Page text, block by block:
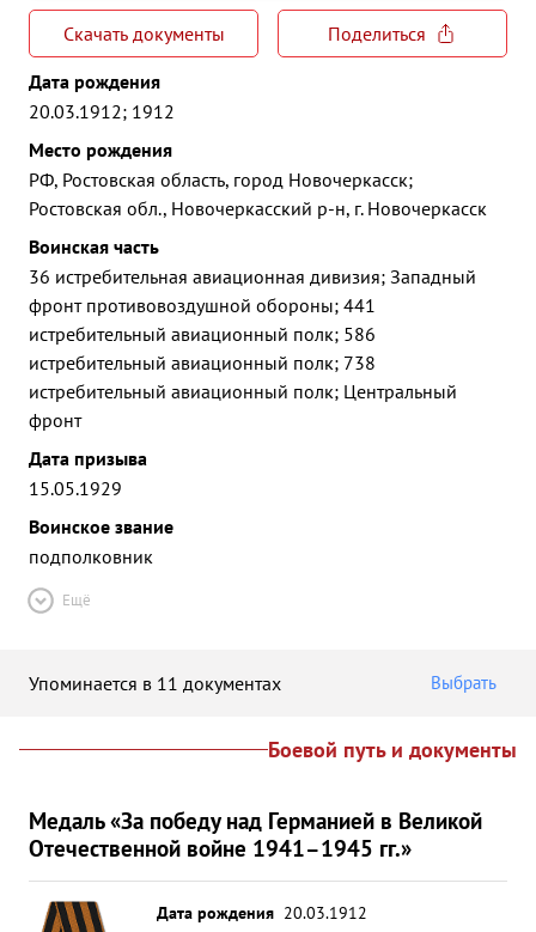
Скачать документы
Поделиться
Дата рождения
20.03.1912; 1912
Место рождения
РФ, Ростовская область, город Новочеркасск;
Ростовская обл., Новочеркасский р-н, г. Новочеркасск
Воинская часть
36 истребительная авиационная дивизия; Западный
фронт противовоздушной обороны; 441
истребительный авиационный полк; 586
истребительный авиационный полк; 738
истребительный авиационный полк; Центральный
фронт
Дата призыва
15.05.1929
Воинское звание
подполковник
Ещё
Упоминается в 11 документах Выбрать
Боевой путь и документы
Медаль «За победу над Германией в Великой
Отечественной войне 1941–1945 гг.»
Дата рождения 20.03.1912